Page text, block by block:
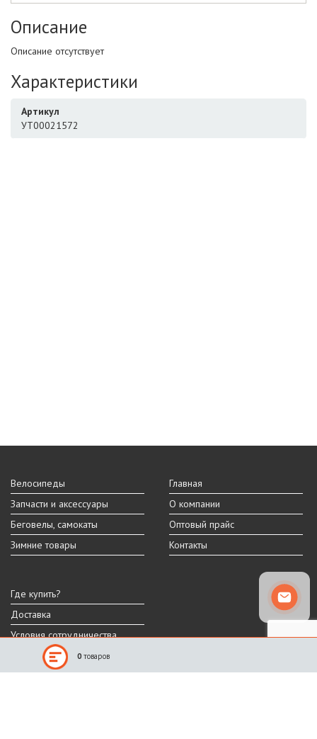
Описание
Описание отсутствует
Характеристики
Артикул
УТ00021572
Велосипеды
Запчасти и аксессуары
Беговелы, самокаты
Зимние товары
Главная
О компании
Оптовый прайс
Контакты
Где купить?
Доставка
Условия сотрудничества
Реальный внешний вид и технические характеристики товара могут
0 товаров